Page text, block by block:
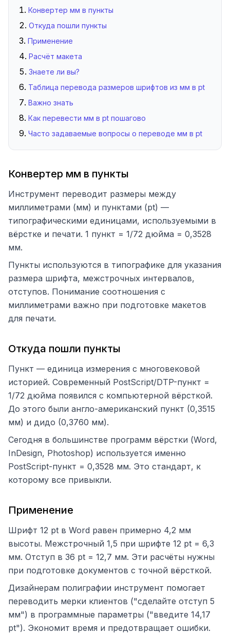
Конвертер мм в пункты
Откуда пошли пункты
Применение
Расчёт макета
Знаете ли вы?
Таблица перевода размеров шрифтов из мм в pt
Важно знать
Как перевести мм в pt пошагово
Часто задаваемые вопросы о переводе мм в pt
Конвертер мм в пункты
Инструмент переводит размеры между
миллиметрами (мм) и пунктами (pt) —
типографическими единицами, используемыми в
вёрстке и печати. 1 пункт = 1/72 дюйма = 0,3528
мм.
Пункты используются в типографике для указания
размера шрифта, межстрочных интервалов,
отступов. Понимание соотношения с
миллиметрами важно при подготовке макетов
для печати.
Откуда пошли пункты
Пункт — единица измерения с многовековой
историей. Современный PostScript/DTP-пункт =
1/72 дюйма появился с компьютерной вёрсткой.
До этого были англо-американский пункт (0,3515
мм) и дидо (0,3760 мм).
Сегодня в большинстве программ вёрстки (Word,
InDesign, Photoshop) используется именно
PostScript-пункт = 0,3528 мм. Это стандарт, к
которому все привыкли.
Применение
Шрифт 12 pt в Word равен примерно 4,2 мм
высоты. Межстрочный 1,5 при шрифте 12 pt = 6,3
мм. Отступ в 36 pt = 12,7 мм. Эти расчёты нужны
при подготовке документов с точной вёрсткой.
Дизайнерам полиграфии инструмент помогает
переводить мерки клиентов ("сделайте отступ 5
мм") в программные параметры ("введите 14,17
pt"). Экономит время и предотвращает ошибки.